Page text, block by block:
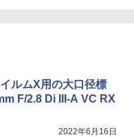
ルムX用の大口径標
F/2.8 Di III-A VC RX
2022年6月16日